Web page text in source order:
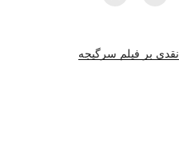
نقدی بر فیلم سرگیجه